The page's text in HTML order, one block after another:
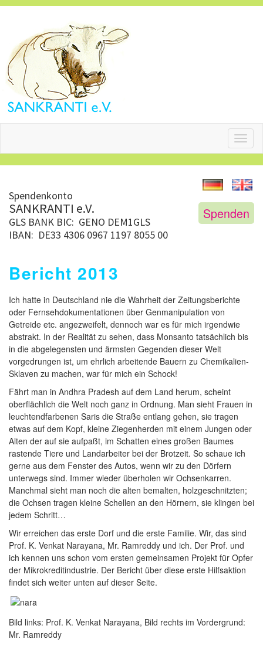
Spendenkonto
SANKRANTI e.V. Spenden
GLS BANK BIC: GENO DEM1GLS
IBAN: DE33 4306 0967 1197 8055 00
Bericht 2013
Ich hatte in Deutschland nie die Wahrheit der Zeitungsberichte
oder Fernsehdokumentationen über Genmanipulation von
Getreide etc. angezweifelt, dennoch war es für mich irgendwie
abstrakt. In der Realität zu sehen, dass Monsanto tatsächlich bis
in die abgelegensten und ärmsten Gegenden dieser Welt
vorgedrungen ist, um ehrlich arbeitende Bauern zu Chemikalien-
Sklaven zu machen, war für mich ein Schock!
Fährt man in Andhra Pradesh auf dem Land herum, scheint
oberflächlich die Welt noch ganz in Ordnung. Man sieht Frauen in
leuchtendfarbenen Saris die Straße entlang gehen, sie tragen
etwas auf dem Kopf, kleine Ziegenherden mit einem Jungen oder
Alten der auf sie aufpaßt, im Schatten eines großen Baumes
rastende Tiere und Landarbeiter bei der Brotzeit. So schaue ich
gerne aus dem Fenster des Autos, wenn wir zu den Dörfern
unterwegs sind. Immer wieder überholen wir Ochsenkarren.
Manchmal sieht man noch die alten bemalten, holzgeschnitzten;
die Ochsen tragen kleine Schellen an den Hörnern, sie klingen bei
jedem Schritt…
Wir erreichen das erste Dorf und die erste Familie. Wir, das sind
Prof. K. Venkat Narayana, Mr. Ramreddy und ich. Der Prof. und
ich kennen uns schon vom ersten gemeinsamen Projekt für Opfer
der Mikrokreditindustrie. Der Bericht über diese erste Hilfsaktion
findet sich weiter unten auf dieser Seite.
Bild links: Prof. K. Venkat Narayana, Bild rechts im Vordergrund:
Mr. Ramreddy